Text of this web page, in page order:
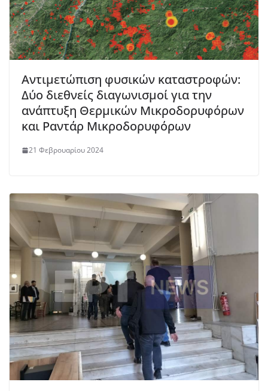
Αντιμετώπιση φυσικών καταστροφών:
Δύο διεθνείς διαγωνισμοί για την
ανάπτυξη Θερμικών Μικροδορυφόρων
και Ραντάρ Μικροδορυφόρων
21 Φεβρουαρίου 2024